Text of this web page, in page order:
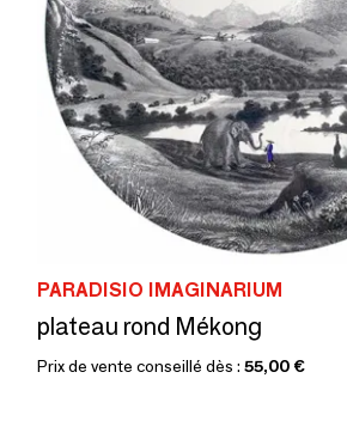
PARADISIO IMAGINARIUM
plateau rond Mékong
Prix de vente conseillé dès : 55,00 €